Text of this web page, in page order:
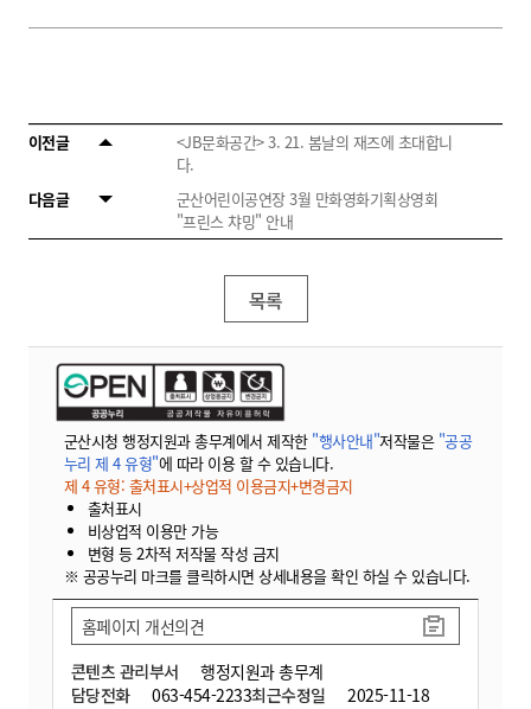
이전글
<JB문화공간> 3. 21. 봄날의 재즈에 초대합니
다.
다음글
군산어린이공연장 3월 만화영화기획상영회
"프린스 챠밍" 안내
목록
군산시청 행정지원과 총무계에서 제작한 "행사안내"저작물은 "공공
누리 제 4 유형"에 따라 이용 할 수 있습니다.
제 4 유형: 출처표시+상업적 이용금지+변경금지
출처표시
비상업적 이용만 가능
변형 등 2차적 저작물 작성 금지
※ 공공누리 마크를 클릭하시면 상세내용을 확인 하실 수 있습니다.
콘텐츠 관리부서
행정지원과 총무계
담당전화
063-454-2233최근수정일 2025-11-18
홈페이지 개선의견